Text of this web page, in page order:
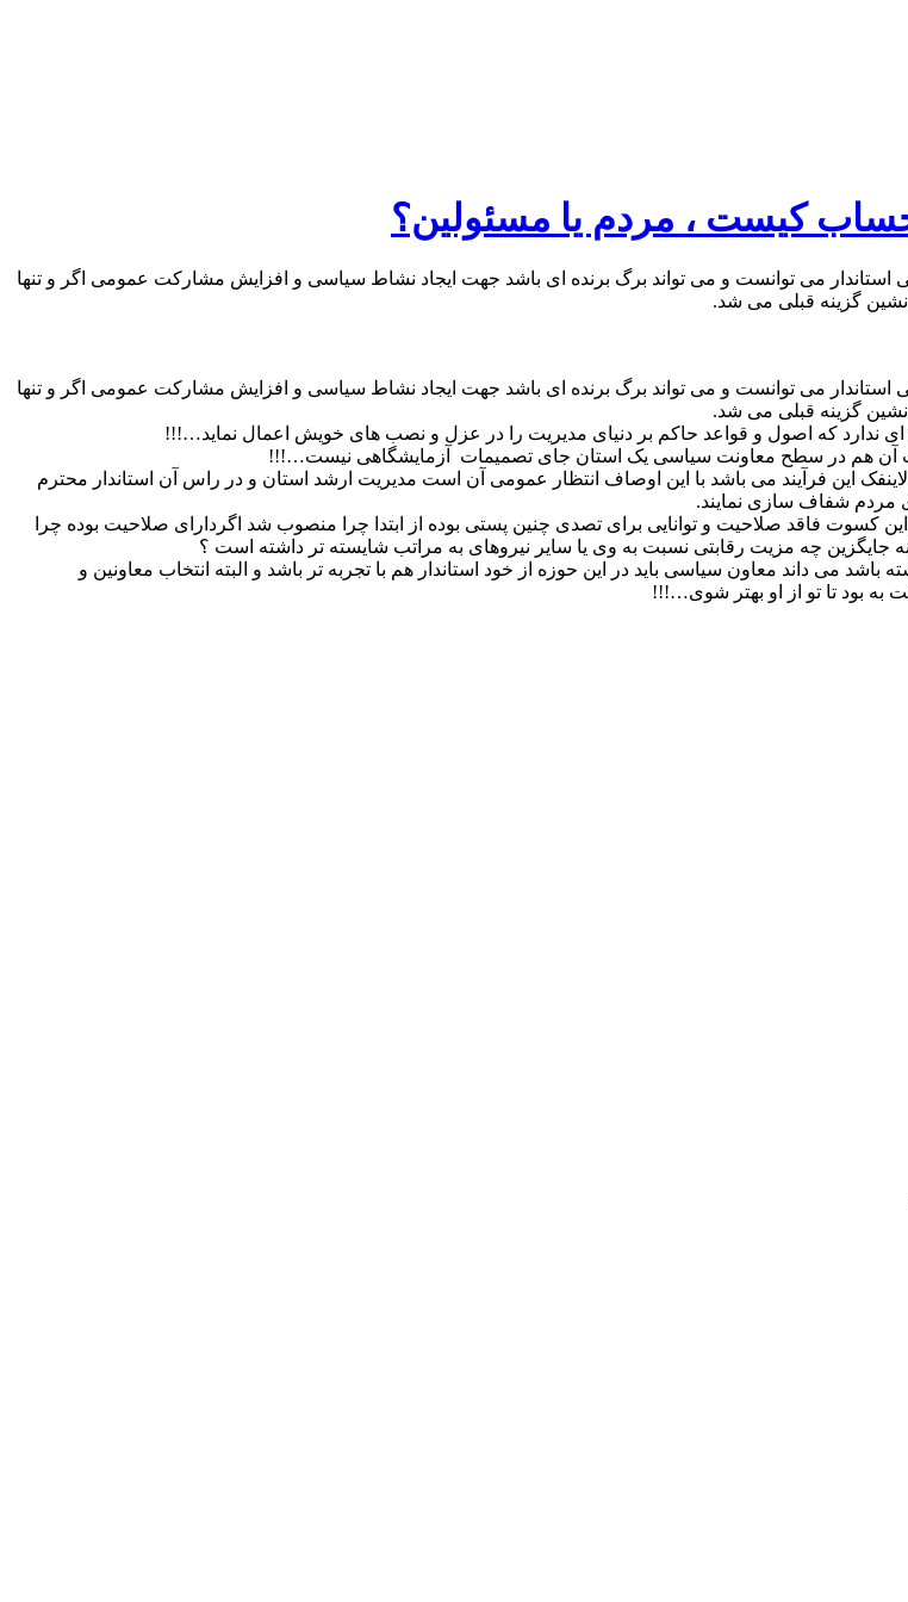
کیست ، مردم یا مسئولین؟
سیاسی استاندار‌ می توانست و می تواند برگ برنده ای باشد جهت ایجاد نشاط سیاسی و افزایش مشارکت عمومی اگر و تنها
گزینه قبلی می شد.
سیاسی استاندار‌ می توانست و می تواند برگ برنده ای باشد جهت ایجاد نشاط سیاسی و افزایش مشارکت عمومی اگر و تنها
گزینه قبلی می شد.
ندارد که اصول و قواعد حاکم بر دنیای مدیریت را در عزل و نصب های خویش اعمال نماید…!!!
آن هم در سطح معاونت سیاسی یک استان جای تصمیمات آزمایشگاهی نیست…!!!
این فرآیند می باشد با این اوصاف انتظار عمومی آن است مدیریت ارشد استان و در راس آن استاندار محترم
مردم شفاف سازی نمایند.
کسوت فاقد صلاحیت و توانایی برای تصدی چنین پستی بوده از ابتدا چرا منصوب شد اگردارای صلاحیت بوده چرا
جایگزین چه مزیت رقابتی نسبت به وی یا سایر نیروهای به مراتب شایسته تر داشته است ؟
می داند معاون سیاسی باید در این حوزه از خود استاندار هم با تجربه تر باشد و البته انتخاب معاونین و
بود تا تو از او بهتر شوی…!!!